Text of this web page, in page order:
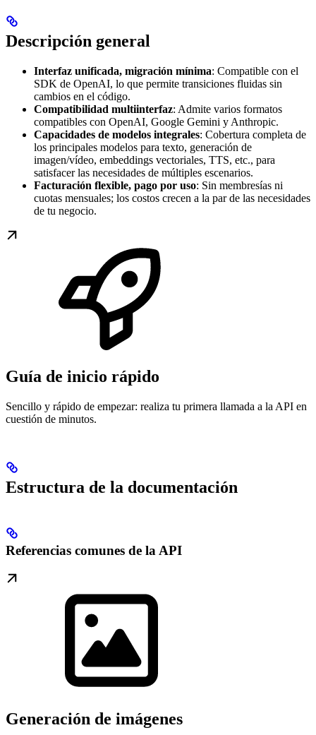
Descripción general
Interfaz unificada, migración mínima: Compatible con el
SDK de OpenAI, lo que permite transiciones fluidas sin
cambios en el código.
Compatibilidad multiinterfaz: Admite varios formatos
compatibles con OpenAI, Google Gemini y Anthropic.
Capacidades de modelos integrales: Cobertura completa de
los principales modelos para texto, generación de
imagen/vídeo, embeddings vectoriales, TTS, etc., para
satisfacer las necesidades de múltiples escenarios.
Facturación flexible, pago por uso: Sin membresías ni
cuotas mensuales; los costos crecen a la par de las necesidades
de tu negocio.
Guía de inicio rápido
Sencillo y rápido de empezar: realiza tu primera llamada a la API en
cuestión de minutos.
Estructura de la documentación
Referencias comunes de la API
Generación de imágenes